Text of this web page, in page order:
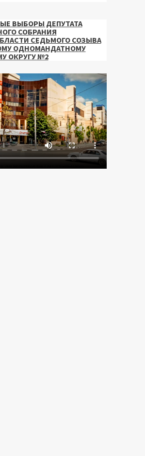
ВЫБОРЫ ДЕПУТАТА
СОБРАНИЯ
СЕДЬМОГО СОЗЫВА
ОДНОМАНДАТНОМУ
ОКРУГУ №2